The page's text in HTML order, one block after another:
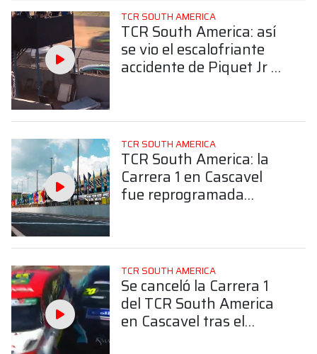
TCR SOUTH AMERICA
TCR South America: así
se vio el escalofriante
accidente de Piquet Jr y
TCR SOUTH AMERICA
TCR South America: la
Carrera 1 en Cascavel
fue reprogramada
TCR SOUTH AMERICA
Se canceló la Carrera 1
del TCR South America
en Cascavel tras el